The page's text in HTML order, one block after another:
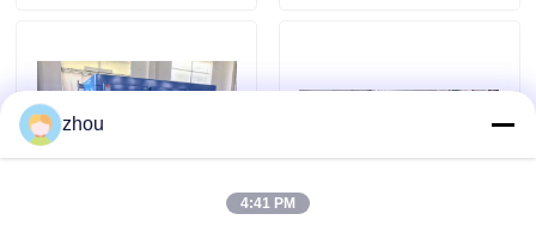
Nieuws
Gevallen
Verzoek om een Citaat
zhou
4:41 PM